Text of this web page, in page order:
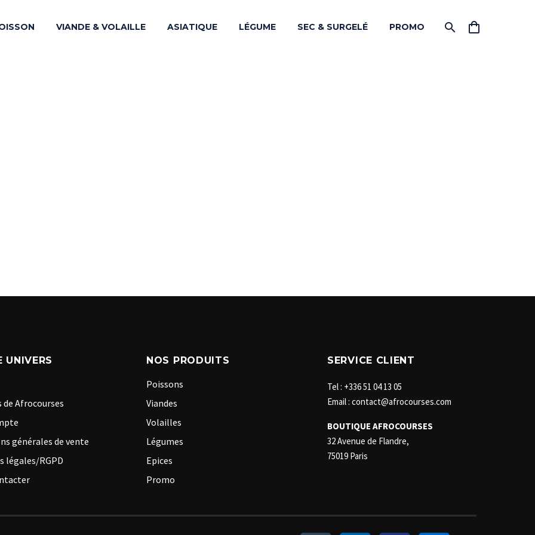
VIANDE & VOLAILLE ASIATIQUE LÉGUME SEC & SURGELÉ PROMO
UNIVERS
de Afrocourses
générales de vente
légales/RGPD
NOS PRODUITS
Poissons
Viandes
Volailles
Légumes
Epices
Promo
SERVICE CLIENT
Tel : +336 51 04 13 05
Email : contact@afrocourses.com
BOUTIQUE AFROCOURSES
32 Avenue de Flandre,
75019 Paris